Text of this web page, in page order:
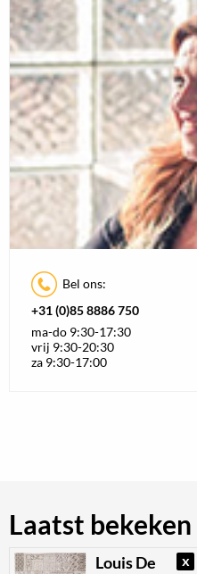
Bel ons:
+31 (0)85 8886 750
ma-do 9:30-17:30
vrij 9:30-20:30
za 9:30-17:00
Laatst bekeken
x
Louis De